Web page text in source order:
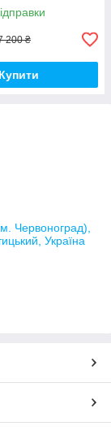
200 ₴
Купити
Червоноград),
Україна